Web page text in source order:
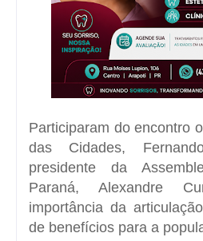
Participaram do encontro
das Cidades,
presidente da
Paraná, Alexandre
importância da
de benefícios para a